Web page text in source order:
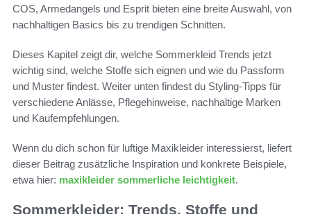
COS, Armedangels und Esprit bieten eine breite Auswahl, von
nachhaltigen Basics bis zu trendigen Schnitten.
Dieses Kapitel zeigt dir, welche Sommerkleid Trends jetzt
wichtig sind, welche Stoffe sich eignen und wie du Passform
und Muster findest. Weiter unten findest du Styling-Tipps für
verschiedene Anlässe, Pflegehinweise, nachhaltige Marken
und Kaufempfehlungen.
Wenn du dich schon für luftige Maxikleider interessierst, liefert
dieser Beitrag zusätzliche Inspiration und konkrete Beispiele,
etwa hier: maxikleider sommerliche leichtigkeit.
Sommerkleider: Trends, Stoffe und